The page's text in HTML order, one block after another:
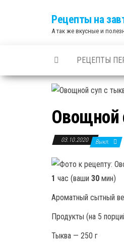
Рецепты на
А так же вкусные и
РЕЦЕПТЫ
Овощной
03.10.2020 Выкл.
1 час (ваши 30 мин)
Ароматный сытный
Продукты (на 5
Тыква — 250 г